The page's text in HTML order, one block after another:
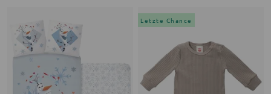
Letzte Chance